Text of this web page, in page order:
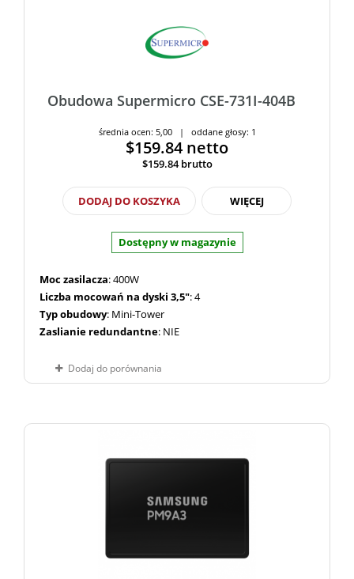
Obudowa Supermicro CSE-731I-404B
średnia ocen: 5,00 | oddane głosy: 1
$159.84 netto
$159.84brutto
DODAJ DO KOSZYKA WIĘCEJ
Dostępny w magazynie
Moc zasilacza: 400W
Liczba mocowań na dyski 3,5": 4
Typ obudowy: Mini-Tower
Zaslianie redundantne: NIE
Dodaj do porównania